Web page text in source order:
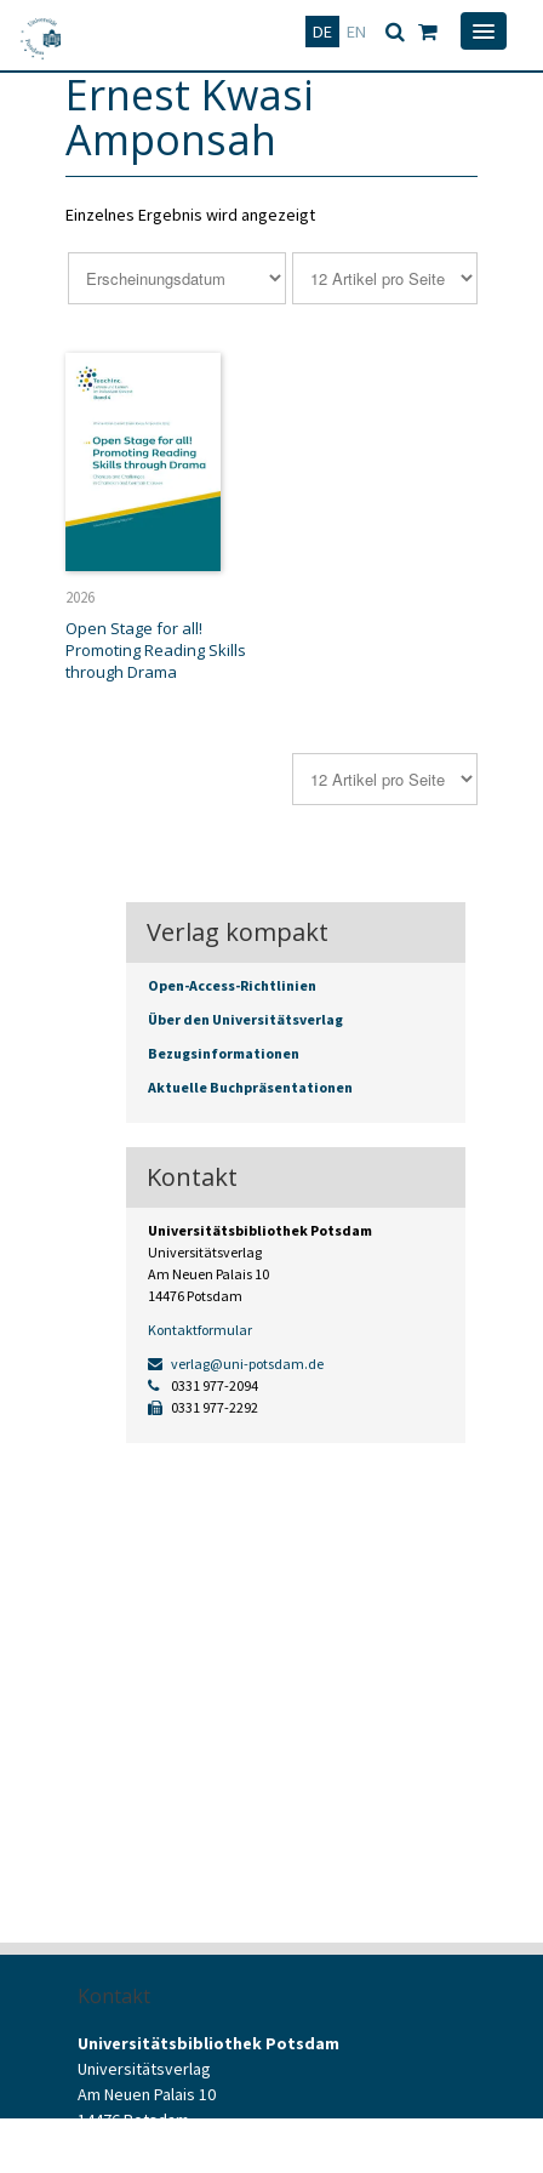
DE EN
Deutsch
Ernest Kwasi
Amponsah
Einzelnes Ergebnis wird angezeigt
2026
Open Stage for all!
Promoting Reading Skills
through Drama
Verlag kompakt
Open-Access-Richtlinien
Über den Universitätsverlag
Bezugsinformationen
Aktuelle Buchpräsentationen
Kontakt
Universitätsbibliothek Potsdam
Universitätsverlag
Am Neuen Palais 10
14476 Potsdam
Kontaktformular
verlag@uni-potsdam.de
0331 977-2094
0331 977-2292
Kontakt
Universitätsbibliothek Potsdam
Universitätsverlag
Am Neuen Palais 10
14476 Potsdam